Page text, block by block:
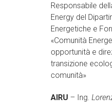
Responsabile
Energy del
Energetiche e
«Comunità
opportunità e
transizione
comunità»
AIRU – Ing.